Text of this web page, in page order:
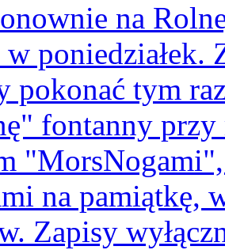
na
poniedziałek.
pokonać tym
fontanny przy
na pamiątkę,
Zapisy